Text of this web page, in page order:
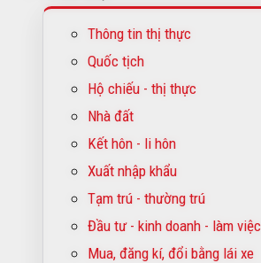
Thông tin thị thực
Quốc tịch
Hộ chiếu - thị thực
Nhà đất
Kết hôn - li hôn
Xuất nhập khẩu
Tạm trú - thường trú
Đầu tư - kinh doanh - làm việc
Mua, đăng kí, đổi bằng lái xe